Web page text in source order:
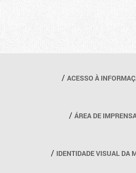
Outros links
ACESSO À
ÁREA DE
IDENTIDADE VISUAL DA